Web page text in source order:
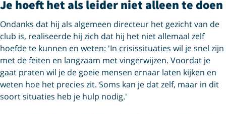
Je hoeft het als leider niet alleen te doen
Ondanks dat hij als algemeen directeur het gezicht van de
club is, realiseerde hij zich dat hij het niet allemaal zelf
hoefde te kunnen en weten: 'In crisissituaties wil je snel zijn
met de feiten en langzaam met vingerwijzen. Voordat je
gaat praten wil je de goeie mensen ernaar laten kijken en
weten hoe het precies zit. Soms kan je dat zelf, maar in dit
soort situaties heb je hulp nodig.'